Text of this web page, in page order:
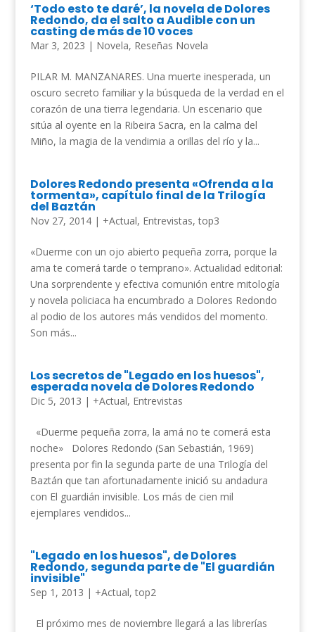
‘Todo esto te daré’, la novela de Dolores
Redondo, da el salto a Audible con un
casting de más de 10 voces
Mar 3, 2023 | Novela, Reseñas Novela
PILAR M. MANZANARES. Una muerte inesperada, un
oscuro secreto familiar y la búsqueda de la verdad en el
corazón de una tierra legendaria. Un escenario que
sitúa al oyente en la Ribeira Sacra, en la calma del
Miño, la magia de la vendimia a orillas del río y la...
Dolores Redondo presenta «Ofrenda a la
tormenta», capítulo final de la Trilogía
del Baztán
Nov 27, 2014| +Actual, Entrevistas,top3
«Duerme con un ojo abierto pequeña zorra, porque la
ama te comerá tarde o temprano». Actualidad editorial:
Una sorprendente y efectiva comunión entre mitología
y novela policiaca ha encumbrado a Dolores Redondo
al podio de los autores más vendidos del momento.
Son más...
Los secretos de "Legado en los huesos",
esperada novela de Dolores Redondo
Dic 5, 2013 | +Actual, Entrevistas
«Duerme pequeña zorra, la amá no te comerá esta
noche» Dolores Redondo (San Sebastián, 1969)
presenta por fin la segunda parte de una Trilogía del
Baztán que tan afortunadamente inició su andadura
con El guardián invisible. Los más de cien mil
ejemplares vendidos...
"Legado en los huesos", de Dolores
Redondo, segunda parte de "El guardián
invisible"
Sep 1, 2013 | +Actual,top2
El próximo mes de noviembre llegará a las librerías